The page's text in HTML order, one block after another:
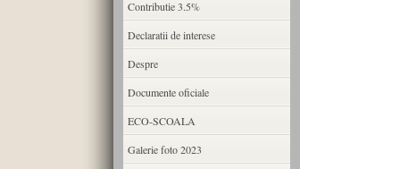
Contributie 3.5%
Declaratii de interese
Despre
Documente oficiale
ECO-SCOALA
Galerie foto 2023